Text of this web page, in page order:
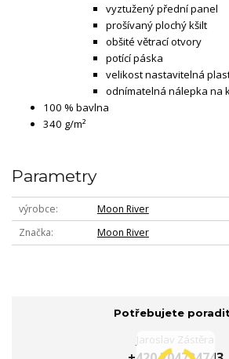
vyztužený přední panel
prošívaný plochý kšilt
obšité větrací otvory
potící páska
velikost nastavitelná
odnímatelná nálepka na
100 % bavlna
340 g/m²
Parametry
výrobce
Moon River
Značka
Moon River
Potřebujete
Jaroslav Zástěra